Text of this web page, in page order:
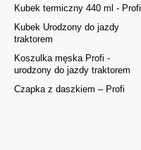
Kubek termiczny 440 ml - Profi
Kubek Urodzony do jazdy
traktorem
Koszulka męska Profi -
urodzony do jazdy traktorem
Czapka z daszkiem – Profi